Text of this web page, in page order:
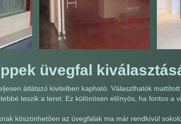
üvegfal
átlátszó kivitelben kapható. Választhatók
teszik a teret. Ez különösen előnyös, ha fontos a
köszönhetően az üvegfalak ma már rendkívül